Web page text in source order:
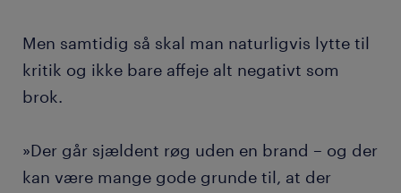
Men samtidig så skal man naturligvis lytte til
kritik og ikke bare affeje alt negativt som
brok.
»Der går sjældent røg uden en brand – og der
kan være mange gode grunde til, at der